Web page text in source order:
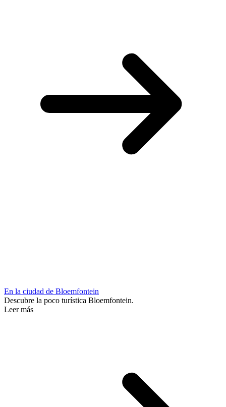
En la ciudad de Bloemfontein
Descubre la poco turística Bloemfontein.
Leer más